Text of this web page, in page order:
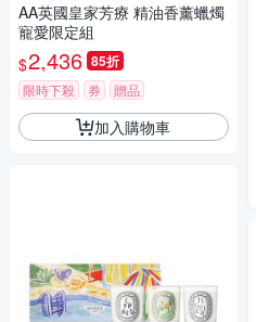
AA英國皇家芳療 精油香薰蠟燭
寵愛限定組
$2,436 85折
限時下殺 券 贈品
加入購物車